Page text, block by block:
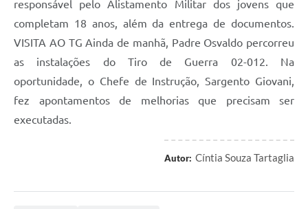
responsável pelo Alistamento Militar dos jovens que
completam 18 anos, além da entrega de documentos.
VISITA AO TG Ainda de manhã, Padre Osvaldo percorreu
as instalações do Tiro de Guerra 02-012. Na
oportunidade, o Chefe de Instrução, Sargento Giovani,
fez apontamentos de melhorias que precisam ser
executadas.
Autor: Cíntia Souza Tartaglia